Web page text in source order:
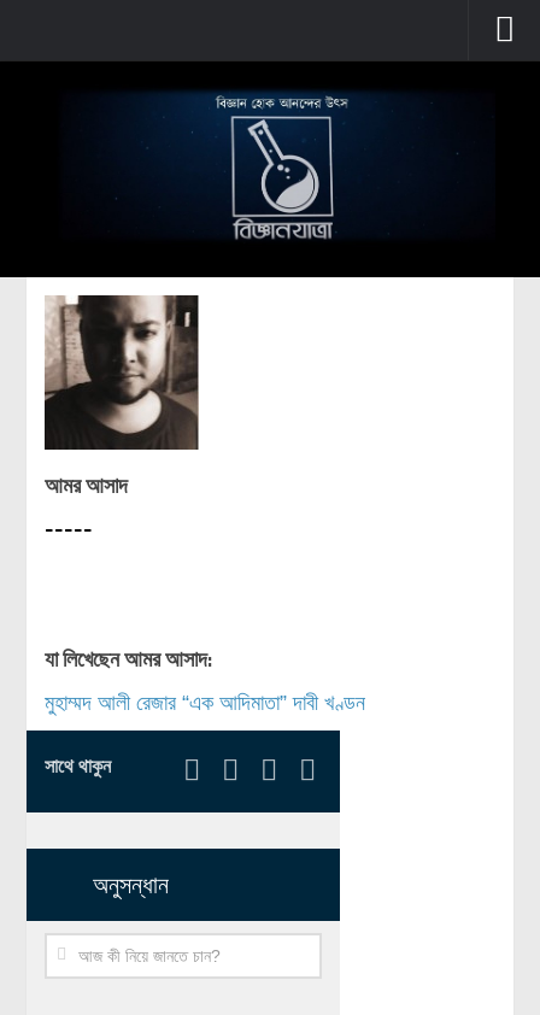
প্রাণীবিজ্ঞান
বিবর্তন
মানবদেহ
জেনেটিক্স
অণুজীববিজ্ঞান
প্রায়োগিক বিজ্ঞান
পরিবেশ বিজ্ঞান
প্রাকৃতিক দুর্যোগ
কম্পিউটার সায়েন্স
ইলেকট্রিক্যাল ইঞ্জিনিয়ারিং
জেনেটিক ইঞ্জিনিয়ারিং
আমর আসাদ
-----
যা লিখেছেন আমর আসাদ:
মুহাম্মদ আলী রেজার “এক আদিমাতা” দাবী খণ্ডন
সাথে থাকুন
অনুসন্ধান